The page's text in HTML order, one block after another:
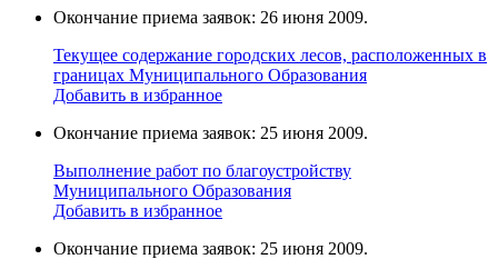
Окончание приема заявок: 26 июня 2009.
Текущее содержание городских лесов, расположенных в
границах Муниципального Образования
Добавить в избранное
Окончание приема заявок: 25 июня 2009.
Выполнение работ по благоустройству
Муниципального Образования
Добавить в избранное
Окончание приема заявок: 25 июня 2009.